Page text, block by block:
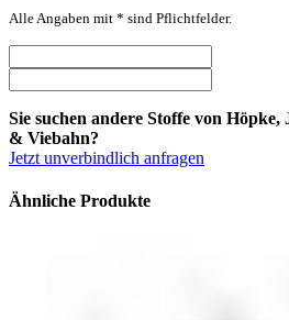
Alle Angaben mit * sind Pflichtfelder.
Sie suchen andere Stoffe von
& Viebahn?
Jetzt unverbindlich anfragen
Ähnliche Produkte